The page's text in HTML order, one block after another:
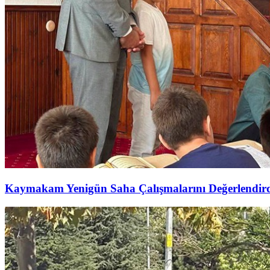
Kaymakam Yenigün Saha Çalışmalarını